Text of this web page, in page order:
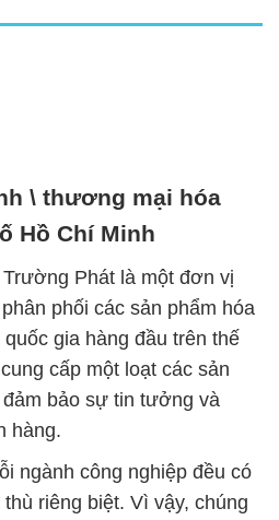
\ thương mại hóa
Hồ Chí Minh
Phát là một đơn vị
phối các sản phẩm hóa
gia hàng đầu trên thế
cấp một loạt các sản
bảo sự tin tưởng và
hàng.
ngành công nghiệp đều có
riêng biệt. Vì vậy, chúng